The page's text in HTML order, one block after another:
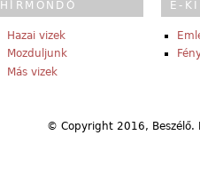
HÍRMONDÓ
Hazai vizek
Mozduljunk
Más vizek
E-
© Copyright 2016,